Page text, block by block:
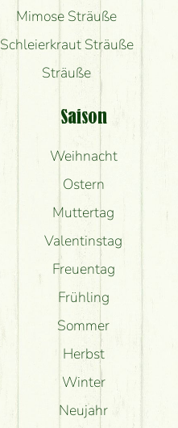
Mimose Sträuße
Schleierkraut Sträuße
Sträuße
Saison
Weihnacht
Ostern
Muttertag
Valentinstag
Freuentag
Frühling
Sommer
Herbst
Winter
Neujahr